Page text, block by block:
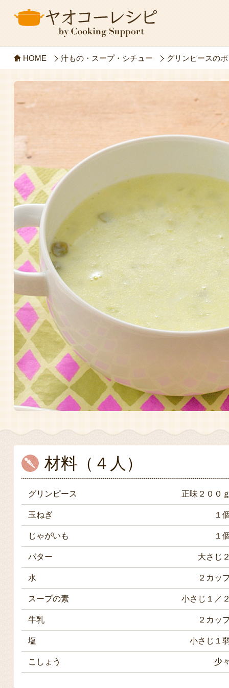
HOME 汁もの・スープ・シチュー グリンピースの
材料（４人）
グリンピース 正味２００
玉ねぎ １
じゃがいも １
バター 大さじ
水 ２カッ
スープの素 小さじ１／
牛乳 ２カッ
塩 小さじ１
こしょう 少